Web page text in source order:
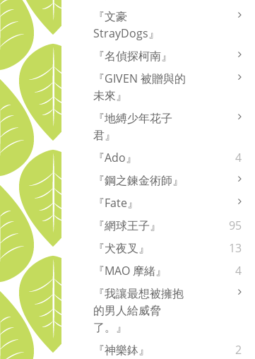
『文豪
StrayDogs』
『名偵探柯南』
『GIVEN 被贈與的
未來』
『地縛少年花子
君』
『Ado』
4
『鋼之鍊金術師』
『Fate』
『網球王子』
95
『犬夜叉』
13
『MAO 摩緒』
4
『我讓最想被擁抱
的男人給威脅
了。』
『神樂鉢』
2